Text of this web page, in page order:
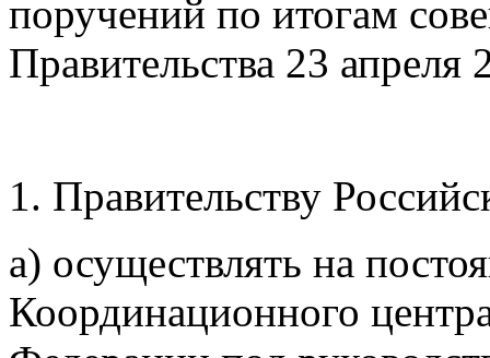
поручений по итогам
Правительства 23 апреля
1. Правительству
а) осуществлять на
Координационного